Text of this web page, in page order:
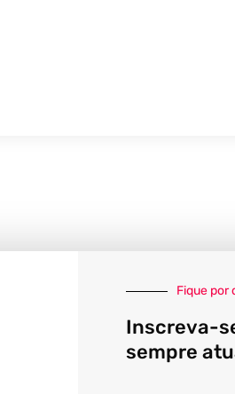
Fique por
Inscreva-
sempre